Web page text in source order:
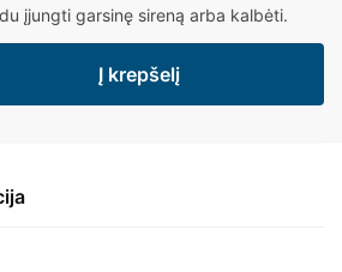
įjungti garsinę sireną arba kalbėti.
Į krepšelį